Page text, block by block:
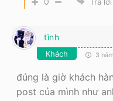
tình
Khách 3
đúng là giờ khách
post của mình như